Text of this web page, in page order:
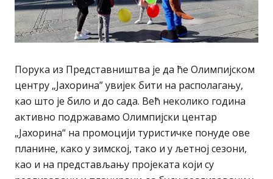
Порука из Представништва је да ће Олимпијском
центру „Јахорина” увијек бити на располагању,
као што је било и до сада. Већ неколико година
активно подржавамо Олимпијски центар
„Јахорина“ на промоцији туристичке понуде ове
планине, како у зимској, тако и у љетној сезони,
као и на представљању пројеката који су